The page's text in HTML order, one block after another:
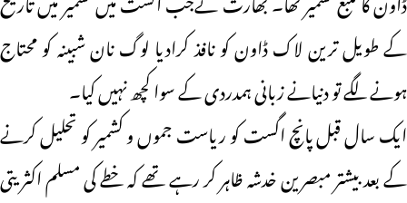
کے طویل ترین لاک ڈاون کو نافذ کرادیا لوگ نان شبینہ کو محتاج
ہونے لگے تو دنیانے زبانی ہمدردی کے سوا کچھ نہیں کیا۔
ایک سال قبل پانچ اگست کو ریاست جموں و کشمیر کو تحلیل کرنے
کے بعد بیشتر مبصرین خدشہ ظاہر کر رہے تھے کہ خطے کی مسلم اکثریتی